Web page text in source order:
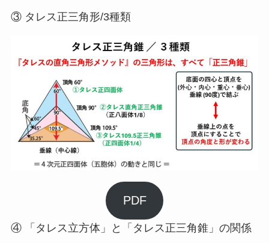
③ タレス正三角形/3種類
PDF
④ 「タレス立方体」と「タレス正三角錐」の関係